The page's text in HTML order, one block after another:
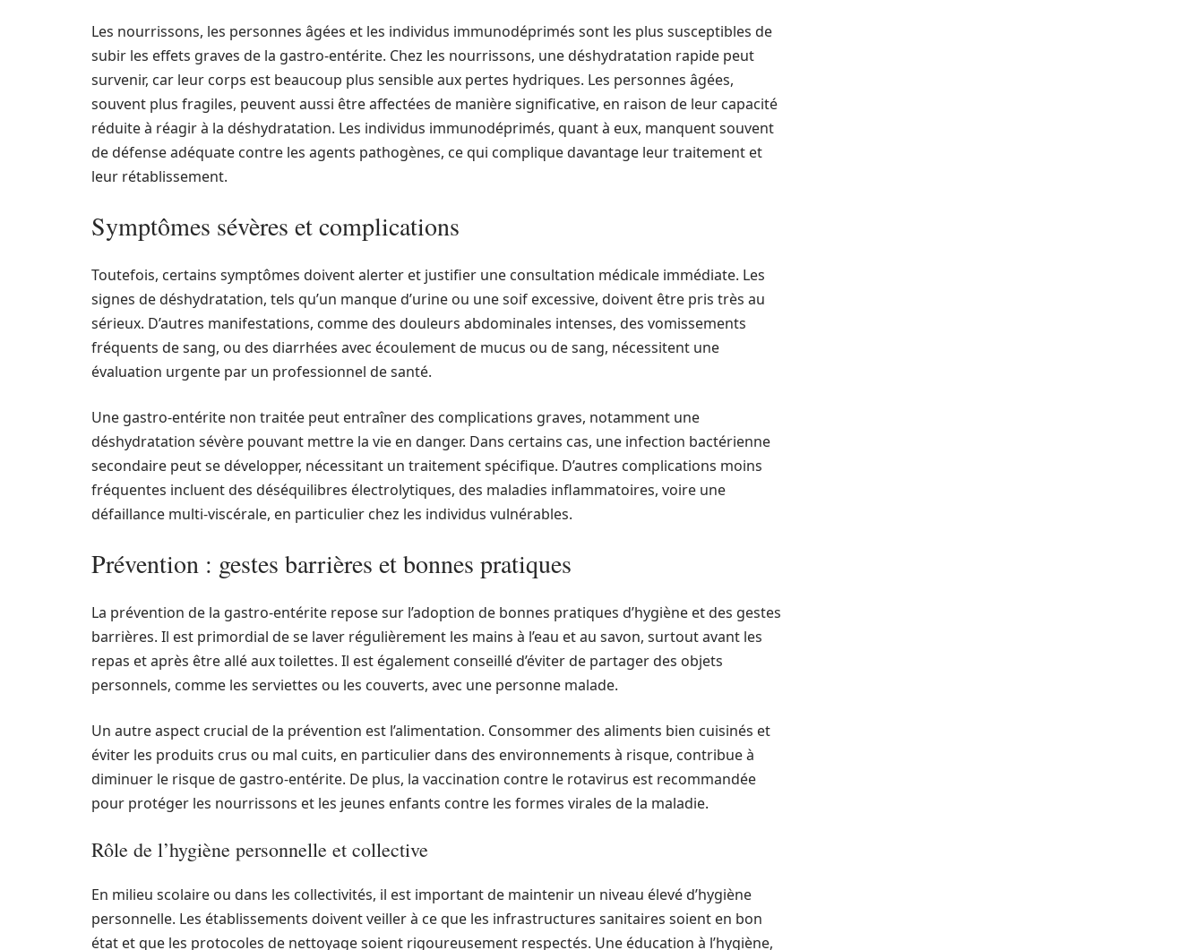
Les nourrissons, les personnes âgées et les individus immunodéprimés sont les plus susceptibles de
subir les effets graves de la gastro-entérite. Chez les nourrissons, une déshydratation rapide peut
survenir, car leur corps est beaucoup plus sensible aux pertes hydriques. Les personnes âgées,
souvent plus fragiles, peuvent aussi être affectées de manière significative, en raison de leur capacité
réduite à réagir à la déshydratation. Les individus immunodéprimés, quant à eux, manquent souvent
de défense adéquate contre les agents pathogènes, ce qui complique davantage leur traitement et
leur rétablissement.
Symptômes sévères et complications
Toutefois, certains symptômes doivent alerter et justifier une consultation médicale immédiate. Les
signes de déshydratation, tels qu’un manque d’urine ou une soif excessive, doivent être pris très au
sérieux. D’autres manifestations, comme des douleurs abdominales intenses, des vomissements
fréquents de sang, ou des diarrhées avec écoulement de mucus ou de sang, nécessitent une
évaluation urgente par un professionnel de santé.
Une gastro-entérite non traitée peut entraîner des complications graves, notamment une
déshydratation sévère pouvant mettre la vie en danger. Dans certains cas, une infection bactérienne
secondaire peut se développer, nécessitant un traitement spécifique. D’autres complications moins
fréquentes incluent des déséquilibres électrolytiques, des maladies inflammatoires, voire une
défaillance multi-viscérale, en particulier chez les individus vulnérables.
Prévention : gestes barrières et bonnes pratiques
La prévention de la gastro-entérite repose sur l’adoption de bonnes pratiques d’hygiène et des gestes
barrières. Il est primordial de se laver régulièrement les mains à l’eau et au savon, surtout avant les
repas et après être allé aux toilettes. Il est également conseillé d’éviter de partager des objets
personnels, comme les serviettes ou les couverts, avec une personne malade.
Un autre aspect crucial de la prévention est l’alimentation. Consommer des aliments bien cuisinés et
éviter les produits crus ou mal cuits, en particulier dans des environnements à risque, contribue à
diminuer le risque de gastro-entérite. De plus, la vaccination contre le rotavirus est recommandée
pour protéger les nourrissons et les jeunes enfants contre les formes virales de la maladie.
Rôle de l’hygiène personnelle et collective
En milieu scolaire ou dans les collectivités, il est important de maintenir un niveau élevé d’hygiène
personnelle. Les établissements doivent veiller à ce que les infrastructures sanitaires soient en bon
état et que les protocoles de nettoyage soient rigoureusement respectés. Une éducation à l’hygiène,